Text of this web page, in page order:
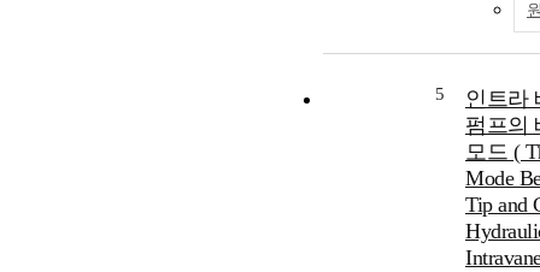
5
인트라
펌프의
모드 (
Mode
Tip and